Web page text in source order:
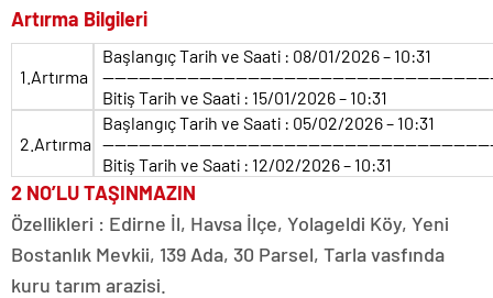
Artırma Bilgileri
1.Artırma
Başlangıç Tarih ve Saati : 08/01/2026 – 10:31
Bitiş Tarih ve Saati : 15/01/2026 – 10:31
2.Artırma
Başlangıç Tarih ve Saati : 05/02/2026 – 10:31
Bitiş Tarih ve Saati : 12/02/2026 – 10:31
2 NO’LU TAŞINMAZIN
Özellikleri : Edirne İl, Havsa İlçe, Yolageldi Köy, Yeni
Bostanlık Mevkii, 139 Ada, 30 Parsel, Tarla vasfında
kuru tarım arazisi.